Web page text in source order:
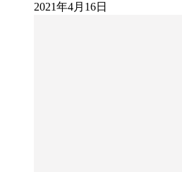
2021年4月16日